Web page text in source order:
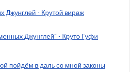
Джунглей - Крутой вираж
Джунглей" - Круто Гуфи
пойдём в даль со мной законы